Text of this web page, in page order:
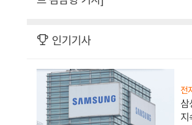
인기기사
전